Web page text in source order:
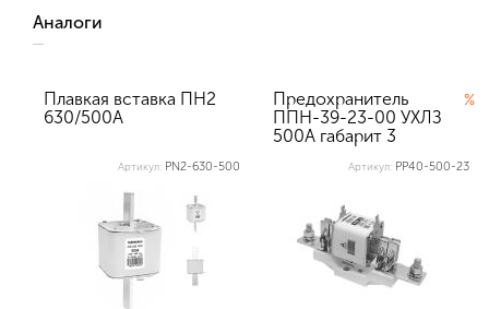
Аналоги
Плавкая вставка ПН2
630/500А
Артикул: PN2-630-500
Предохранитель
ППН-39-23-00 УХЛЗ
500А габарит 3
%
Артикул: PP40-500-23